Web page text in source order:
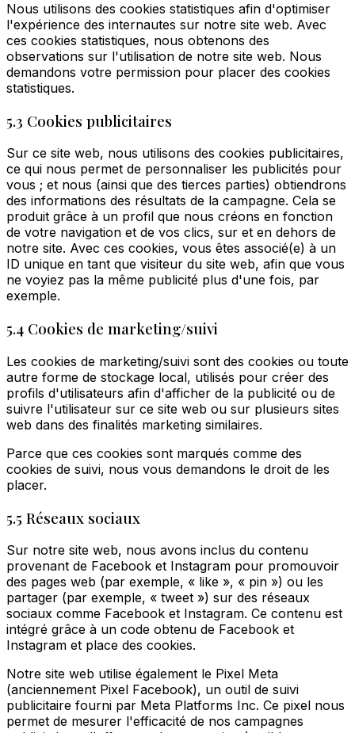
Nous utilisons des cookies statistiques afin d'optimiser
l'expérience des internautes sur notre site web. Avec
ces cookies statistiques, nous obtenons des
observations sur l'utilisation de notre site web. Nous
demandons votre permission pour placer des cookies
statistiques.
5.3 Cookies publicitaires
Sur ce site web, nous utilisons des cookies publicitaires,
ce qui nous permet de personnaliser les publicités pour
vous ; et nous (ainsi que des tierces parties) obtiendrons
des informations des résultats de la campagne. Cela se
produit grâce à un profil que nous créons en fonction
de votre navigation et de vos clics, sur et en dehors de
notre site. Avec ces cookies, vous êtes associé(e) à un
ID unique en tant que visiteur du site web, afin que vous
ne voyiez pas la même publicité plus d'une fois, par
exemple.
5.4 Cookies de marketing/suivi
Les cookies de marketing/suivi sont des cookies ou toute
autre forme de stockage local, utilisés pour créer des
profils d'utilisateurs afin d'afficher de la publicité ou de
suivre l'utilisateur sur ce site web ou sur plusieurs sites
web dans des finalités marketing similaires.
Parce que ces cookies sont marqués comme des
cookies de suivi, nous vous demandons le droit de les
placer.
5.5 Réseaux sociaux
Sur notre site web, nous avons inclus du contenu
provenant de Facebook et Instagram pour promouvoir
des pages web (par exemple, « like », « pin ») ou les
partager (par exemple, « tweet ») sur des réseaux
sociaux comme Facebook et Instagram. Ce contenu est
intégré grâce à un code obtenu de Facebook et
Instagram et place des cookies.
Notre site web utilise également le Pixel Meta
(anciennement Pixel Facebook), un outil de suivi
publicitaire fourni par Meta Platforms Inc. Ce pixel nous
permet de mesurer l'efficacité de nos campagnes